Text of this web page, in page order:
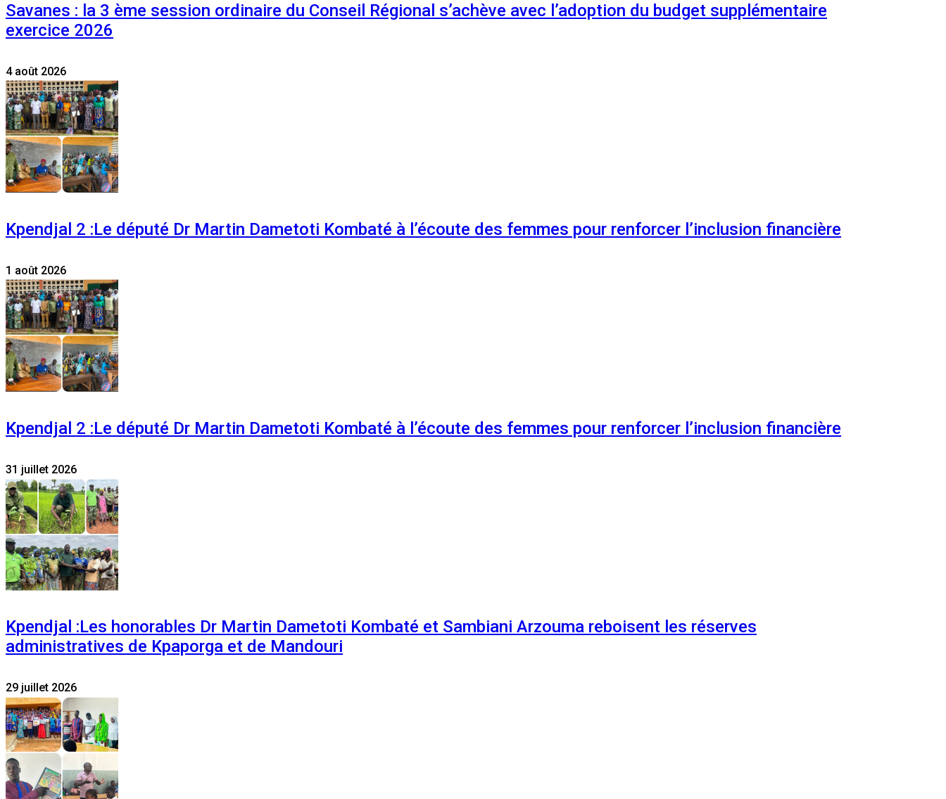
Savanes : la 3 ème session ordinaire du Conseil Régional s’achève avec l’adoption du budget supplémentaire
exercice 2026
4 août 2026
Kpendjal 2 :Le député Dr Martin Dametoti Kombaté à l’écoute des femmes pour renforcer l’inclusion financière
1 août 2026
Kpendjal 2 :Le député Dr Martin Dametoti Kombaté à l’écoute des femmes pour renforcer l’inclusion financière
31 juillet 2026
Kpendjal :Les honorables Dr Martin Dametoti Kombaté et Sambiani Arzouma reboisent les réserves
administratives de Kpaporga et de Mandouri
29 juillet 2026